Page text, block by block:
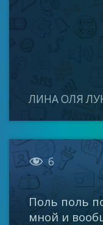
ЛИНА ОЛЯ
 6
Поль поль
мной и